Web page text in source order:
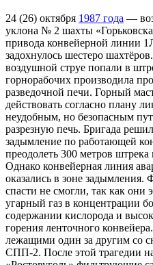
24 (26) октября 1987 года —
уклона № 2 шахты
привода конвейерной линии
задохнулось шестеро
воздушной струе попали в
горнорабочих производила
разведочной печи. Горный
действовать согласно плану
неудобным, но безопасным
разрезную печь. Бригада
задымление по работающей
преодолеть 300 метров
Однако конвейерная линия
оказались в зоне
спасти не смогли, так как они
угарный газ в концентрации
содержании кислорода и
горения ленточного
лежащими один за другим со
СПП-2. После этой трагедии